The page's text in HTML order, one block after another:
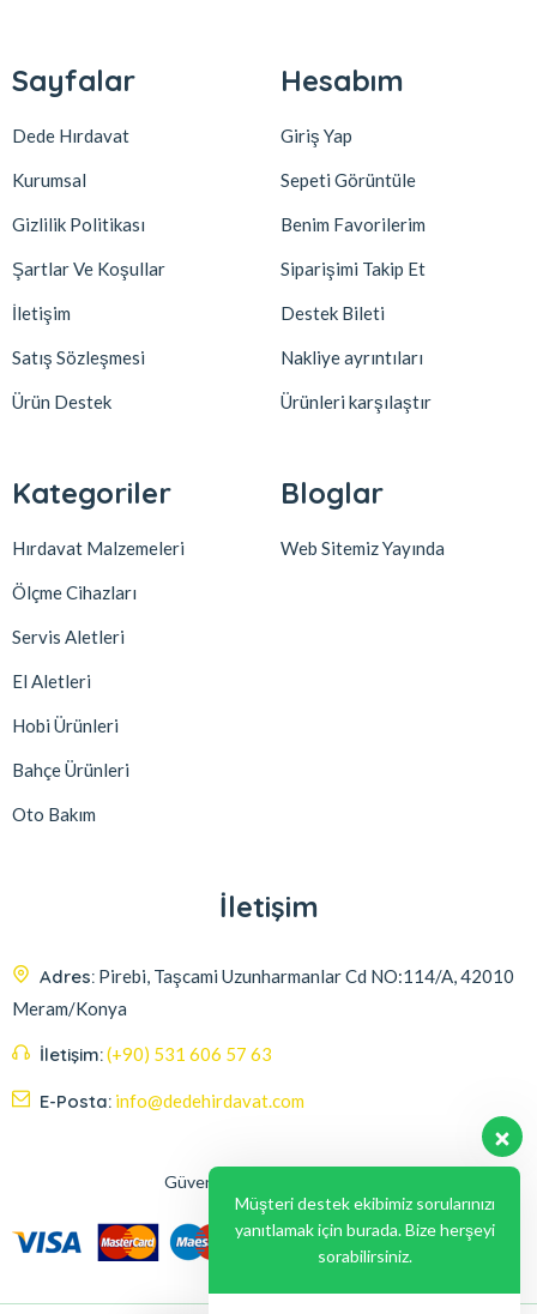
Sayfalar
Dede Hırdavat
Kurumsal
Gizlilik Politikası
Şartlar Ve Koşullar
İletişim
Satış Sözleşmesi
Ürün Destek
Hesabım
Giriş Yap
Sepeti Görüntüle
Benim Favorilerim
Siparişimi Takip Et
Destek Bileti
Nakliye ayrıntıları
Ürünleri karşılaştır
Kategoriler
Hırdavat Malzemeleri
Ölçme Cihazları
Servis Aletleri
El Aletleri
Hobi Ürünleri
Bahçe Ürünleri
Oto Bakım
Bloglar
Web Sitemiz Yayında
İletişim
Adres: Pirebi, Taşcami Uzunharmanlar Cd NO:114/A, 42010
Meram/Konya
İletişim:(+90) 531 606 57 63
E-Posta: info@dedehirdavat.com
Güvenli Ödeme Seçenekleri
Müşteri destek ekibimiz sorularınızı
yanıtlamak için burada. Bize herşeyi
sorabilirsiniz.